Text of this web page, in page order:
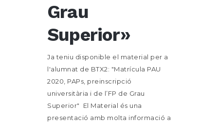
Grau
Superior»
Ja teniu disponible el material per a
l'alumnat de BTX2: "Matrícula PAU
2020, PAPs, preinscripció
universitària i de l’FP de Grau
Superior" El Material és una
presentació amb molta informació a